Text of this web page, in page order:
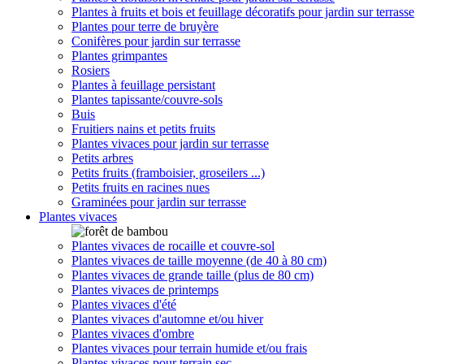
Plantes à fruits et bois et feuillage décoratifs pour jardin sur terrasse
Plantes pour terre de bruyère
Conifères pour jardin sur terrasse
Plantes grimpantes
Rosiers
Plantes à feuillage persistant
Plantes tapissante/couvre-sols
Buis
Fruitiers nains et petits fruits
Plantes vivaces pour jardin sur terrasse
Petits arbres
Petits fruits (framboisier, groseilers ...)
Petits fruits en racines nues
Graminées pour jardin sur terrasse
Plantes vivaces
Plantes vivaces de rocaille et couvre-sol
Plantes vivaces de taille moyenne (de 40 à 80 cm)
Plantes vivaces de grande taille (plus de 80 cm)
Plantes vivaces de printemps
Plantes vivaces d'été
Plantes vivaces d'automne et/ou hiver
Plantes vivaces d'ombre
Plantes vivaces pour terrain humide et/ou frais